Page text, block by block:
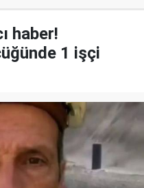
haber!
1 işçi